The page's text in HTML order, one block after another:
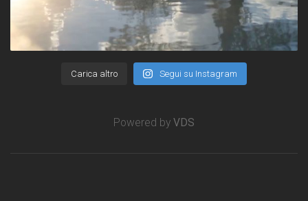
Carica altro Segui su Instagram
Powered by VDS